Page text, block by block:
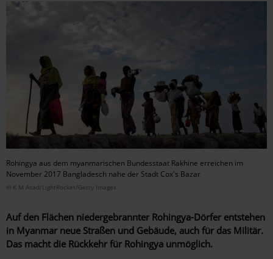
Rohingya aus dem myanmarischen Bundesstaat Rakhine erreichen im
November 2017 Bangladesch nahe der Stadt Cox's Bazar
© K M Asad/LightRocket/Getty Images
Auf den Flächen niedergebrannter Rohingya-Dörfer entstehen
in Myanmar neue Straßen und Gebäude, auch für das Militär.
Das macht die Rückkehr für Rohingya unmöglich.